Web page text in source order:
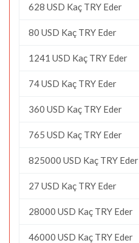
628 USD Kaç TRY Eder
80 USD Kaç TRY Eder
1241 USD Kaç TRY Eder
74 USD Kaç TRY Eder
360 USD Kaç TRY Eder
765 USD Kaç TRY Eder
825000 USD Kaç TRY Eder
27 USD Kaç TRY Eder
28000 USD Kaç TRY Eder
46000 USD Kaç TRY Eder